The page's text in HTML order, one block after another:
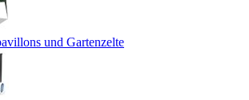
und Gartenzelte